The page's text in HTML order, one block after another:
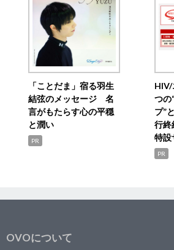
「ことだま」宿る羽生
結弦のメッセージ 名
言がもたらす心の平穏
と潤い
PR
HIV/
つの
プ”
行終
特
PR
OVOについて